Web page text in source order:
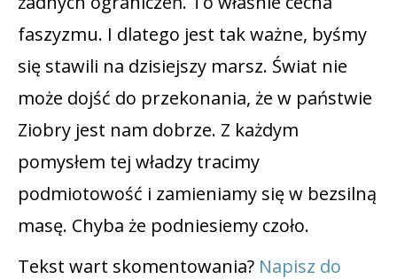
faszyzmu. I dlatego jest tak ważne, byśmy
się stawili na dzisiejszy marsz. Świat nie
może dojść do przekonania, że w państwie
Ziobry jest nam dobrze. Z każdym
pomysłem tej władzy tracimy
podmiotowość i zamieniamy się w bezsilną
masę. Chyba że podniesiemy czoło.
Tekst wart skomentowania? Napisz do